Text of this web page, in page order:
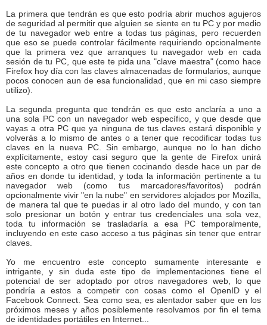
La primera que tendrán es que esto podría abrir muchos agujeros
de seguridad al permitir que alguien se siente en tu PC y por medio
de tu navegador web entre a todas tus páginas, pero recuerden
que eso se puede controlar fácilmente requiriendo opcionalmente
que la primera vez que arranques tu navegador web en cada
sesión de tu PC, que este te pida una "clave maestra" (como hace
Firefox hoy día con las claves almacenadas de formularios, aunque
pocos conocen aun de esa funcionalidad, que en mi caso siempre
utilizo).
La segunda pregunta que tendrán es que esto anclaría a uno a
una sola PC con un navegador web específico, y que desde que
vayas a otra PC que ya ninguna de tus claves estará disponible y
volverás a lo mismo de antes o a tener que recodificar todas tus
claves en la nueva PC. Sin embargo, aunque no lo han dicho
explícitamente, estoy casi seguro que la gente de Firefox unirá
este concepto a otro que tienen cocinando desde hace un par de
años en donde tu identidad, y toda la información pertinente a tu
navegador web (como tus marcadores/favoritos) podrán
opcionalmente vivir "en la nube" en servidores alojados por Mozilla,
de manera tal que te puedas ir al otro lado del mundo, y con tan
solo presionar un botón y entrar tus credenciales una sola vez,
toda tu información se trasladaría a esa PC temporalmente,
incluyendo en este caso acceso a tus páginas sin tener que entrar
claves.
Yo me encuentro este concepto sumamente interesante e
intrigante, y sin duda este tipo de implementaciones tiene el
potencial de ser adoptado por otros navegadores web, lo que
pondría a estos a competir con cosas como el OpenID y el
Facebook Connect. Sea como sea, es alentador saber que en los
próximos meses y años posiblemente resolvamos por fin el tema
de identidades portátiles en Internet...